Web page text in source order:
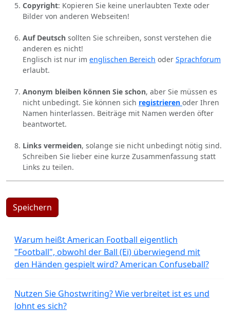
Copyright: Kopieren Sie keine unerlaubten Texte oder
Bilder von anderen Webseiten!
Auf Deutsch sollten Sie schreiben, sonst verstehen die
anderen es nicht!
Englisch ist nur im englischen Bereich oder Sprachforum
erlaubt.
Anonym bleiben können Sie schon, aber Sie müssen es
nicht unbedingt. Sie können sich registrieren oder Ihren
Namen hinterlassen. Beiträge mit Namen werden öfter
beantwortet.
Links vermeiden, solange sie nicht unbedingt nötig sind.
Schreiben Sie lieber eine kurze Zusammenfassung statt
Links zu teilen.
Speichern
Warum heißt American Football eigentlich
"Football", obwohl der Ball (Ei) überwiegend mit
den Händen gespielt wird? American Confuseball?
Nutzen Sie Ghostwriting? Wie verbreitet ist es und
lohnt es sich?